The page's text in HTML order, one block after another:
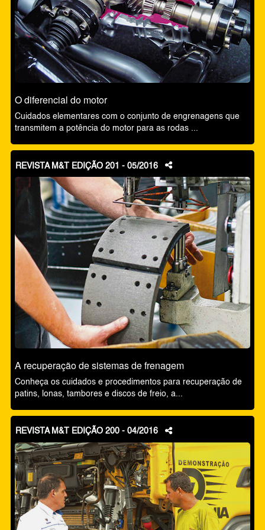
O diferencial do motor
Cuidados elementares com o conjunto de engrenagens que
transmitem a potência do motor para as rodas ...
REVISTA M&T EDIÇÃO 201 - 05/2016
A recuperação de sistemas de frenagem
Conheça os cuidados e procedimentos para recuperação de
patins, lonas, tambores e discos de freio, a...
REVISTA M&T EDIÇÃO 200 - 04/2016